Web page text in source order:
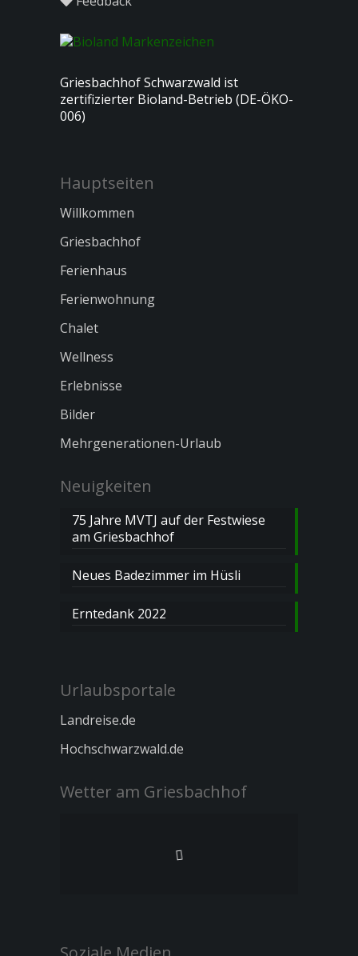
Griesbachhof Schwarzwald ist
zertifizierter Bioland-Betrieb (DE-ÖKO-
006)
Hauptseiten
Willkommen
Griesbachhof
Ferienhaus
Ferienwohnung
Chalet
Wellness
Erlebnisse
Bilder
Mehrgenerationen-Urlaub
Neuigkeiten
75 Jahre MVTJ auf der Festwiese
am Griesbachhof
Neues Badezimmer im Hüsli
Erntedank 2022
Urlaubsportale
Landreise.de
Hochschwarzwald.de
Wetter am Griesbachhof